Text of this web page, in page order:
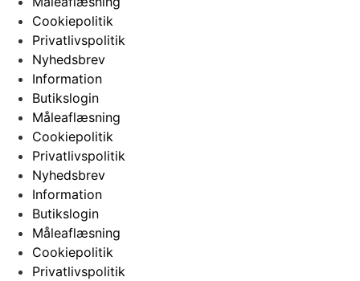
Cookiepolitik
Privatlivspolitik
Nyhedsbrev
Information
Butikslogin
Måleaflæsning
Cookiepolitik
Privatlivspolitik
Nyhedsbrev
Information
Butikslogin
Måleaflæsning
Cookiepolitik
Privatlivspolitik